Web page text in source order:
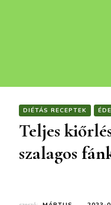
DIÉTÁS RECEPTEK
Teljes
szalagos